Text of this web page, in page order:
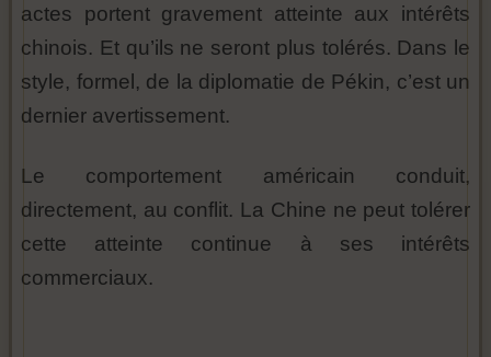
actes portent gravement atteinte aux intérêts
chinois. Et qu’ils ne seront plus tolérés. Dans le
style, formel, de la diplomatie de Pékin, c’est un
dernier avertissement.
Le comportement américain conduit,
directement, au conflit. La Chine ne peut tolérer
cette atteinte continue à ses intérêts
commerciaux.